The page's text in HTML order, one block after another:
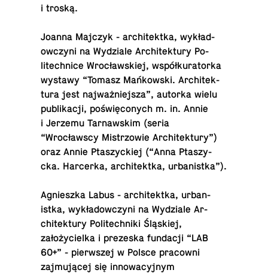
i troską.
Joanna Majczyk - ar­chitek­tka, wykład­
ow­czyni na Wydziale Ar­chitek­tury Po­
litech­nice Wrocławskiej, współku­ra­torka
wystawy “Tomasz Mańkowski. Ar­chitek­
tura jest najważniejsza”, autorka wielu
pub­likacji, poświęconych m. in. Annie
i Jerzemu Tar­nawskim (seria
“Wrocławscy Mis­tr­zowie Ar­chitek­tury”)
oraz Annie Ptaszy­ck­iej (“Anna Ptaszy­
cka. Harcerka, ar­chitek­tka, urbanistka”).
Ag­nieszka Labus - ar­chitek­tka, ur­ban­
istka, wykład­ow­czyni na Wydziale Ar­
chitek­tury Po­litech­niki Śląskiej,
założycielka i prezeska fun­dacji “LAB
60+” - pier­wszej w Polsce pra­cowni
zajmującej się in­nowa­cyjnym